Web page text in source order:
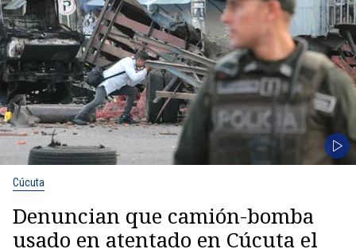
Cúcuta
Denuncian que camión-bomba
usado en atentado en Cúcuta el